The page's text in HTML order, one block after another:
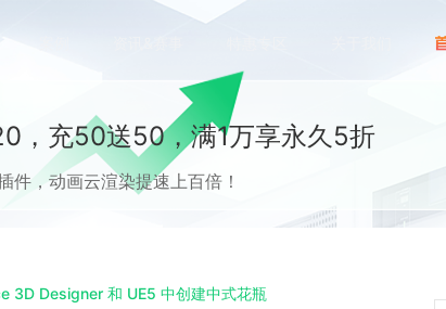
，充50送50，满1万享永久5折
，动画云渲染提速上百倍！
3D Designer 和 UE5 中创建中式花瓶